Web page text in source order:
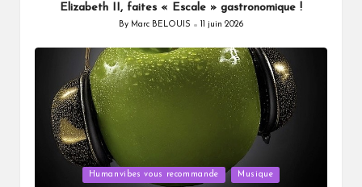
Elizabeth II, faites « Escale » gastronomique !
Posted
By Marc BELOUIS 11 juin 2026
Humanvibes vous recommande Musique